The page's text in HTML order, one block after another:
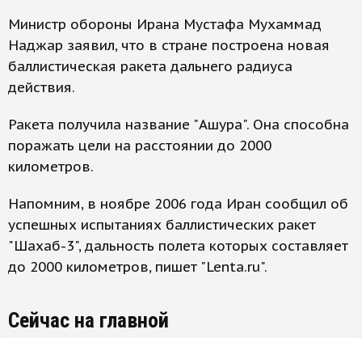
Министр обороны Ирана Мустафа Мухаммад
Наджар заявил, что в стране построена новая
баллистическая ракета дальнего радиуса
действия.
Ракета получила название "Ашура". Она способна
поражать цели на расстоянии до 2000
километров.
Напомним, в ноябре 2006 года Иран сообщил об
успешных испытаниях баллистических ракет
"Шахаб-3", дальность полета которых составляет
до 2000 километров, пишет "Lenta.ru".
Сейчас на главной